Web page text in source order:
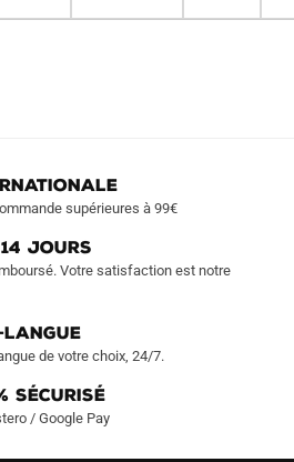
supérieures à 99€
JOURS
Votre satisfaction est notre
LANGUE
de votre choix, 24/7.
Sécurisé
/ Google Pay